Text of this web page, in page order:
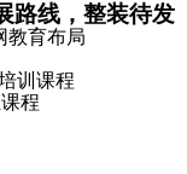
路线，整装待发
教育布局
训课程
程